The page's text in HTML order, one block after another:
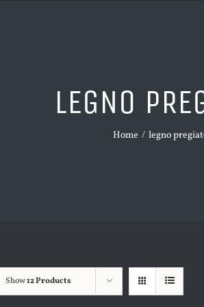
LEGNO
Home / legno
Show12 Products